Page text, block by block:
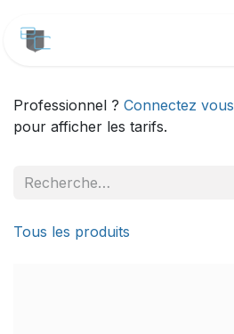
Professionnel ? Connectez vous
pour afficher les tarifs.
Tous les produits